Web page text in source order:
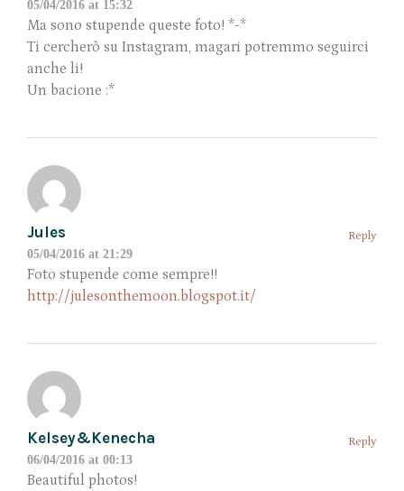
05/04/2016 at 15:32
Ma sono stupende queste foto! *-*
Ti cercherò su Instagram, magari potremmo seguirci
anche li!
Un bacione :*
Jules
05/04/2016 at 21:29
Reply
Foto stupende come sempre!!
http://julesonthemoon.blogspot.it/
Kelsey&Kenecha
06/04/2016 at 00:13
Reply
Beautiful photos!